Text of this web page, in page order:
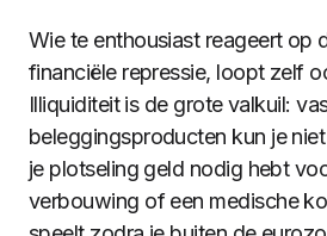
Wie te enthousiast reageert op
financiële repressie, loopt zelf
Illiquiditeit is de grote valkuil:
beleggingsproducten kun je
je plotseling geld nodig hebt
verbouwing of een medische